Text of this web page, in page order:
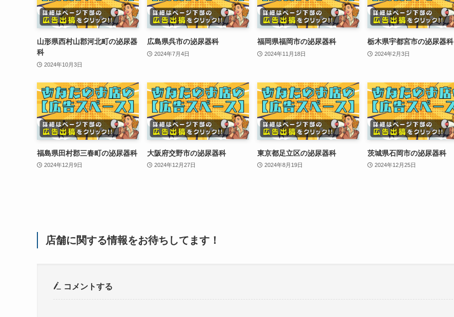
山形県西村山郡河北町の泌尿器
科
2024年10月3日
広島県呉市の泌尿器科
2024年7月4日
福岡県福岡市の泌尿器科
2024年11月18日
栃木県宇都宮市の泌尿器科
2024年2月3日
福島県田村郡三春町の泌尿器科
2024年12月9日
大阪府交野市の泌尿器科
2024年12月27日
東京都足立区の泌尿器科
2024年8月19日
茨城県石岡市の泌尿器科
2024年12月25日
店舗に関する情報をお待ちしてます！
コメントする